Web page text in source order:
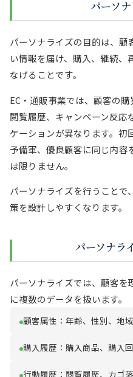
パーソ
パーソナライズの目的は、
い情報を届け、購入、継続、
なげることです。
EC・通販事業では、顧客の購
閲覧履歴、キャンペーン反応
ケーションが異なります。
予備軍、優良顧客に同じ内容
は限りません。
パーソナライズを行うこと
策を設計しやすくなります。
パーソナラ
パーソナライズでは、顧客
に複数のデータを扱います。
顧客属性：年齢、性別、地
購入履歴：購入商品、購入
行動履歴：閲覧履歴、カゴ